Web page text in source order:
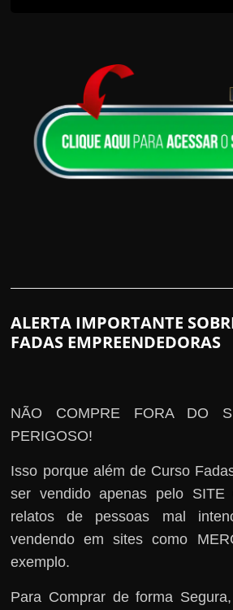
ALERTA IMPORTANTE
FADAS EMPREENDEDORAS
NÃO COMPRE FORA DO
PERIGOSO!
Isso porque além de Curso
ser vendido apenas pelo SITE
relatos de pessoas mal
vendendo em sites como
exemplo.
Para Comprar de forma